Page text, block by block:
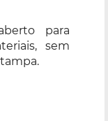
para
sem